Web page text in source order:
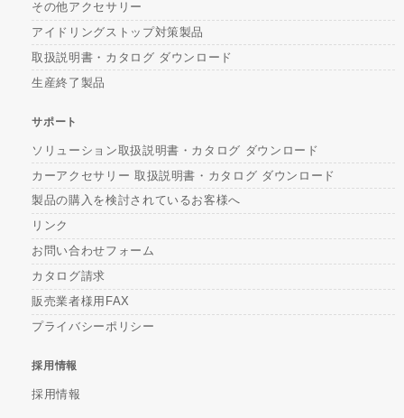
その他アクセサリー
アイドリングストップ対策製品
取扱説明書・カタログ ダウンロード
生産終了製品
サポート
ソリューション取扱説明書・カタログ ダウンロード
カーアクセサリー 取扱説明書・カタログ ダウンロード
製品の購入を検討されているお客様へ
リンク
お問い合わせフォーム
カタログ請求
販売業者様用FAX
プライバシーポリシー
採用情報
採用情報